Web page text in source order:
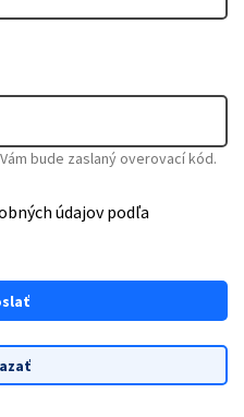
bude zaslaný overovací kód.
údajov podľa